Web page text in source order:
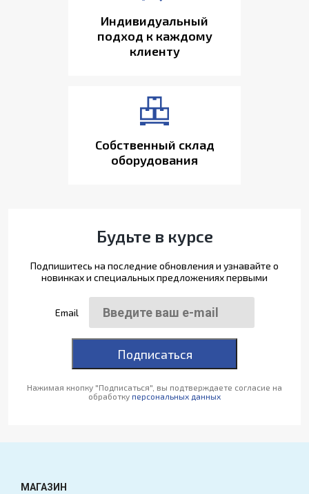
Индивидуальный
подход к каждому
клиенту
Собственный склад
оборудования
Будьте в курсе
Подпишитесь на последние обновления и узнавайте о
новинках и специальных предложениях первыми
Email
Подписаться
Нажимая кнопку "Подписаться", вы подтверждаете согласие на
обработку персональных данных
МАГАЗИН